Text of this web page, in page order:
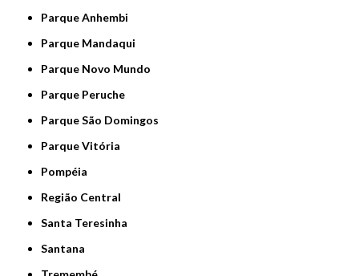
Parque Anhembi
Parque Mandaqui
Parque Novo Mundo
Parque Peruche
Parque São Domingos
Parque Vitória
Pompéia
Região Central
Santa Teresinha
Santana